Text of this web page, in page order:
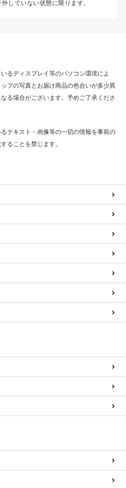
していない状態に限ります。
るディスプレイ等のパソコン環境によ
プの写真とお届け商品の色合いが多少異
る場合がございます。予めご了承くださ
テキスト・画像等の一切の情報を事前の
ることを禁じます。